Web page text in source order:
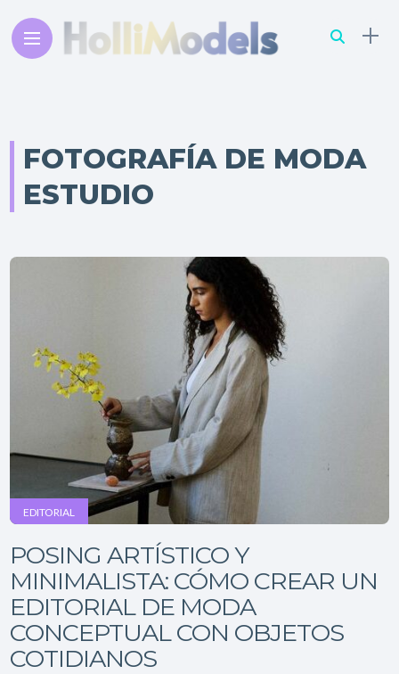
FOTOGRAFÍA DE MODA
ESTUDIO
EDITORIAL
POSING ARTÍSTICO Y
MINIMALISTA: CÓMO CREAR UN
EDITORIAL DE MODA
CONCEPTUAL CON OBJETOS
COTIDIANOS